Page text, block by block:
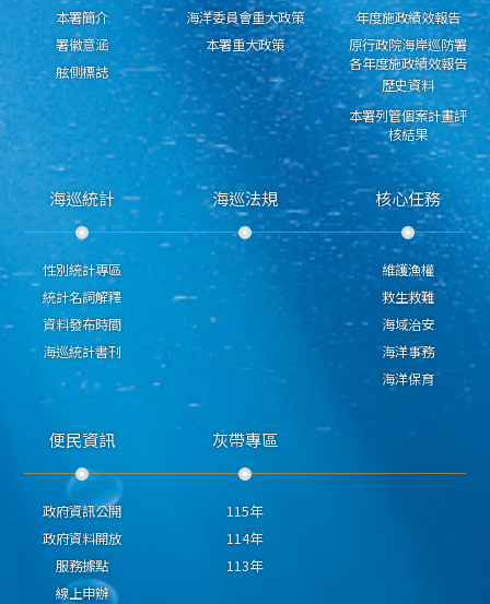
本署簡介
署徽意涵
舷側標誌
海洋委員會重大政策
本署重大政策
年度施政績效報告
原行政院海岸巡防署
各年度施政績效報告
歷史資料
本署列管個案計畫評
核結果
海巡統計
性別統計專區
統計名詞解釋
資料發布時間
海巡統計書刊
海巡法規 核心任務
維護漁權
救生救難
海域治安
海洋事務
海洋保育
便民資訊
政府資訊公開
政府資料開放
服務據點
線上申辦
灰帶專區
115年
114年
113年